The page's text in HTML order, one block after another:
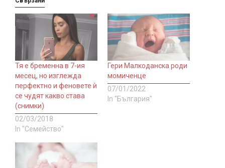
Тя е бременна в 7-ия
месец, но изглежда
перфектно и феновете ѝ
се чудят какво става
(снимки)
02/03/2018
In "Семейство"
Гери Малкоданска роди
момиченце
07/01/2022
In "България"